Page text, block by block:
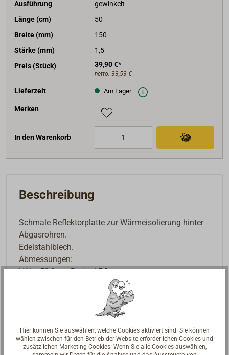
Ausführung
gewinkelt
Länge (cm)
50
Breite (mm)
150
Stärke (mm)
1,5
Preis (Stück)
39,90 €*
netto: 33,53 €
Lieferzeit Am Lager
Merken
In den Warenkorb
Beschreibung
Schmale Reflektorplatte zur Wärmeisolierung hinter
Abgasrohren.
Edelstahlblech.
Abmessungen:
Höhe 50,0 cm Breite 15,0 cm.
Lieferbar in flacher oder gewinkelter Ausführung.
Die flache Platte muss mit Abstandhaltern oder mit
einer ausreichenden Isolierung versehen werden,
während die abgewinkelte Platte direkt montiert
werden kann.
Hier können Sie auswählen, welche Cookies aktiviert sind. Sie können
wählen zwischen für den Betrieb der Website erforderlichen Cookies und
zusätzlichen Marketing-Cookies. Wenn Sie alle Cookies auswählen,